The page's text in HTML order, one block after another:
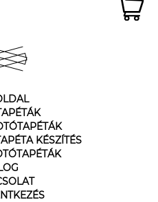
KÉSZÍTÉS